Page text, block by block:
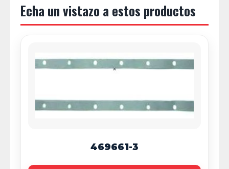
Echa un vistazo a estos productos
469661-3